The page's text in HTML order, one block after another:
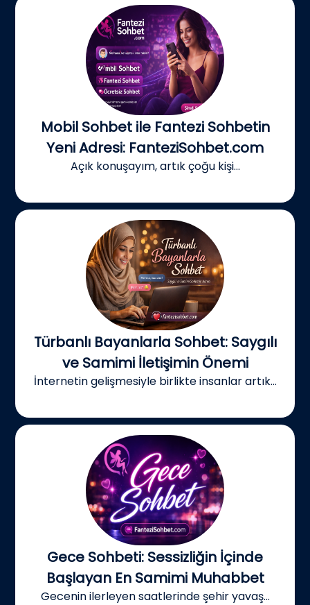
Mobil Sohbet ile Fantezi Sohbetin
Yeni Adresi: FanteziSohbet.com
Açık konuşayım, artık çoğu kişi...
Türbanlı Bayanlarla Sohbet: Saygılı
ve Samimi İletişimin Önemi
İnternetin gelişmesiyle birlikte insanlar artık...
Gece Sohbeti: Sessizliğin İçinde
Başlayan En Samimi Muhabbet
Gecenin ilerleyen saatlerinde şehir yavaş...